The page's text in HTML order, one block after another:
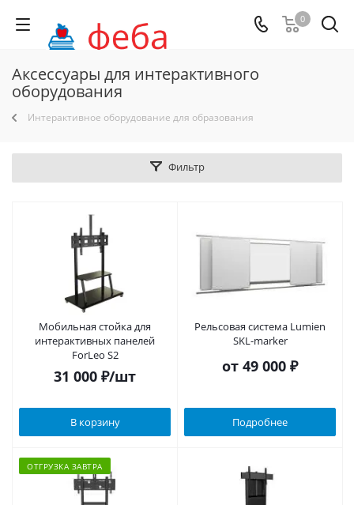
0
Аксессуары для интерактивного
оборудования
Интерактивное оборудование для образования
Фильтр
Мобильная стойка для
интерактивных панелей
ForLeo S2
31 000 ₽/шт
В корзину
Рельсовая система Lumien
SKL-marker
от 49 000 ₽
Подробнее
ОТГРУЗКА ЗАВТРА